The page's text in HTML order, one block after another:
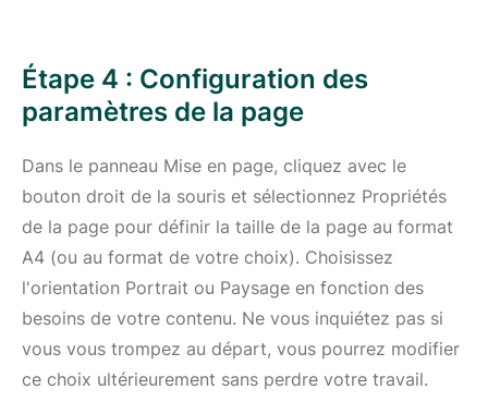
Étape 4 : Configuration des
paramètres de la page
Dans le panneau Mise en page, cliquez avec le
bouton droit de la souris et sélectionnez Propriétés
de la page pour définir la taille de la page au format
A4 (ou au format de votre choix). Choisissez
l'orientation Portrait ou Paysage en fonction des
besoins de votre contenu. Ne vous inquiétez pas si
vous vous trompez au départ, vous pourrez modifier
ce choix ultérieurement sans perdre votre travail.